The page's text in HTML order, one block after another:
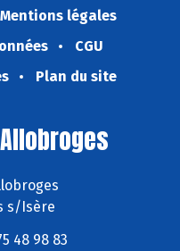
Mentions légales
CGU
Plan du site
s/Isère
48 98 83